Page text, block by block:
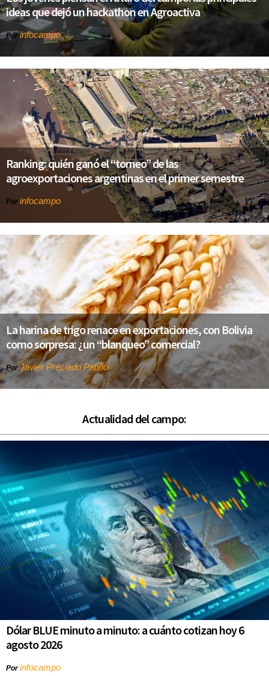
ideas que dejó un hackathon en Agroactiva
Porinfocampo
Ranking: quién ganó el “torneo” de las
agroexportaciones argentinas en el primer semestre
Por infocampo
La harina de trigo renace en exportaciones, con Bolivia
como sorpresa: ¿un “blanqueo” comercial?
PorJavier Preciado Patiño
Actualidad del campo:
Dólar BLUE minuto a minuto: a cuánto cotizan hoy 6
agosto 2026
Porinfocampo